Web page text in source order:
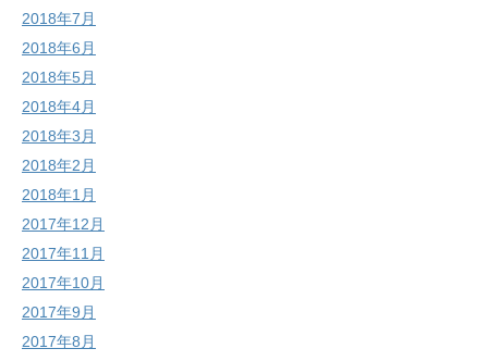
2018年7月
2018年6月
2018年5月
2018年4月
2018年3月
2018年2月
2018年1月
2017年12月
2017年11月
2017年10月
2017年9月
2017年8月